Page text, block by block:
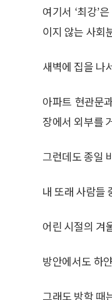
여기서 ‘최강’
이지 않는 사회
새벽에 집을 나
아파트 현관문
장에서 외부를
그런데도 종일
내 또래 사람들
어린 시절의 겨
방안에서도 하
그래도 방학 때